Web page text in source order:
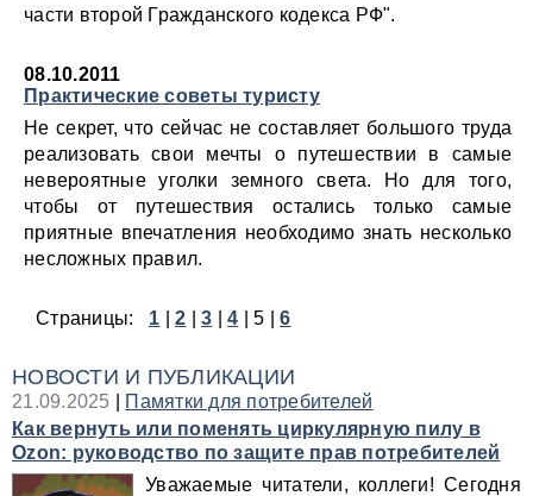
части второй Гражданского кодекса РФ".
08.10.2011
Практические советы туристу
Не секрет, что сейчас не составляет большого труда
реализовать свои мечты о путешествии в самые
невероятные уголки земного света. Но для того,
чтобы от путешествия остались только самые
приятные впечатления необходимо знать несколько
несложных правил.
Страницы: 1 |2 |3 |4 |5 |6
НОВОСТИ И ПУБЛИКАЦИИ
21.09.2025
Памятки для потребителей
Как вернуть или поменять циркулярную пилу в
Ozon: руководство по защите прав потребителей
Уважаемые читатели, коллеги! Сегодня